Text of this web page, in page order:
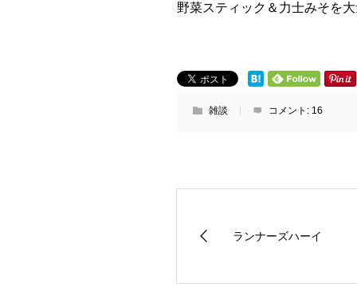
野菜スティック＆力士みそを
雑談 コメント: 16
ランナーズハーイ